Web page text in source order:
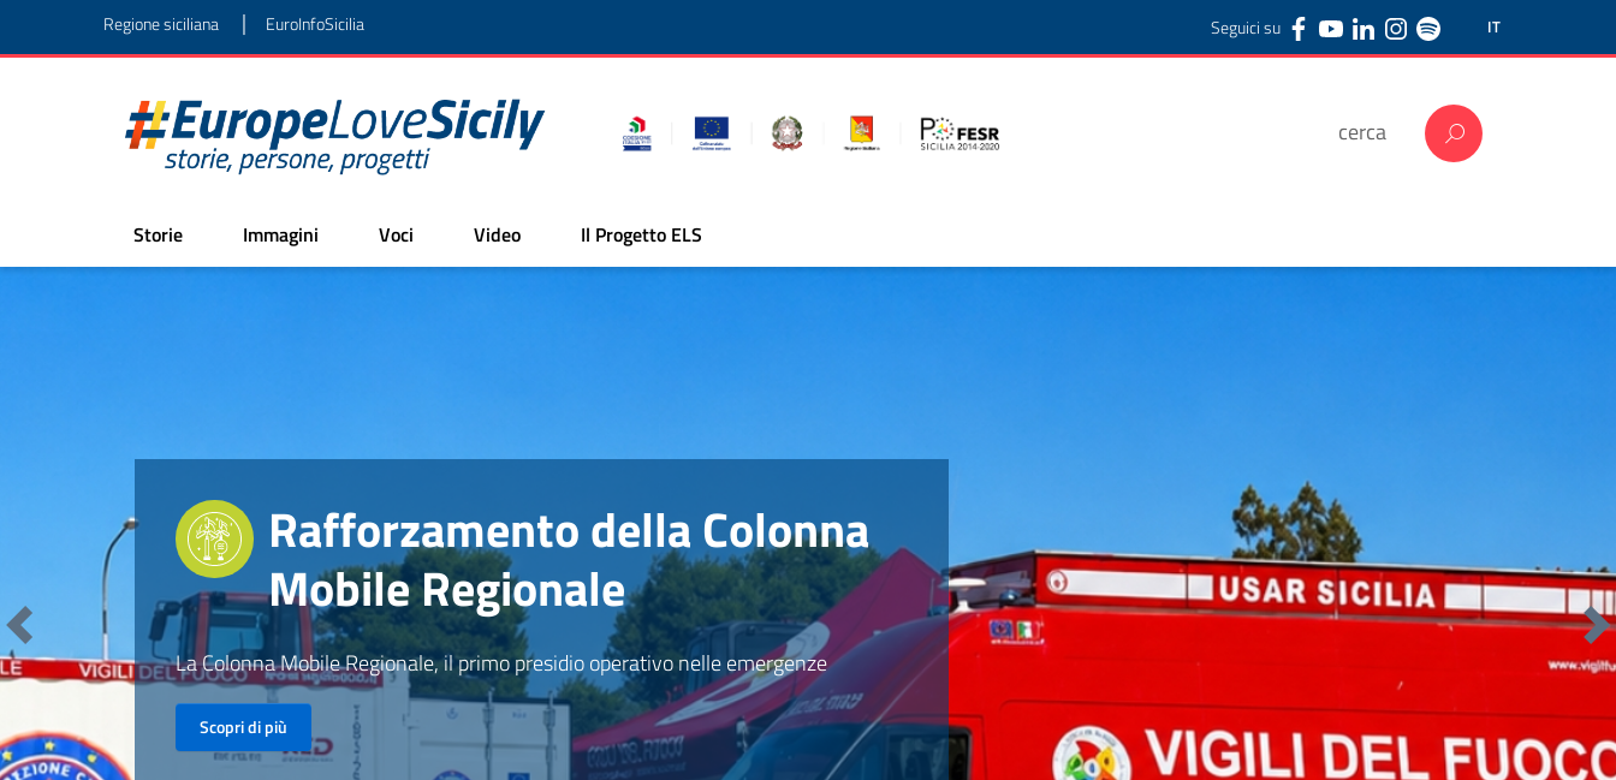
Regione siciliana | EuroInfoSicilia IT
Seguici su
Storie Immagini Voci Video Il Progetto ELS
Rafforzamento della Colonna
Mobile Regionale
La Colonna Mobile Regionale, il primo presidio operativo nelle emergenze
Scopri di più
Precedente